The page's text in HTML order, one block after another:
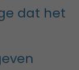
dat het